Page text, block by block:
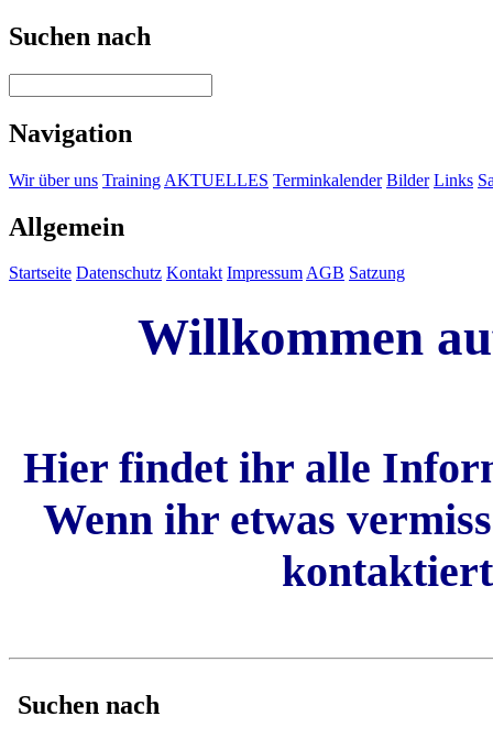
Suchen nach
Navigation
Wir über uns Training AKTUELLES Terminkalender Bilder Links
Allgemein
Startseite Datenschutz Kontakt ImpressumAGB Satzung
Willkommen
Hier findet ihr alle
Wenn ihr etwas